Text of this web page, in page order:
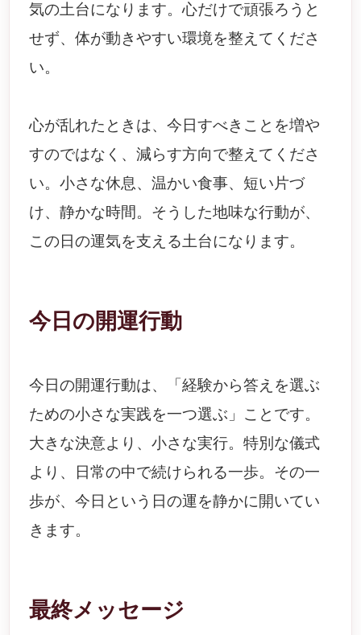
気の土台になります。心だけで頑張ろうと
せず、体が動きやすい環境を整えてくださ
い。
心が乱れたときは、今日すべきことを増や
すのではなく、減らす方向で整えてくださ
い。小さな休息、温かい食事、短い片づ
け、静かな時間。そうした地味な行動が、
この日の運気を支える土台になります。
今日の開運行動
今日の開運行動は、「経験から答えを選ぶ
ための小さな実践を一つ選ぶ」ことです。
大きな決意より、小さな実行。特別な儀式
より、日常の中で続けられる一歩。その一
歩が、今日という日の運を静かに開いてい
きます。
最終メッセージ